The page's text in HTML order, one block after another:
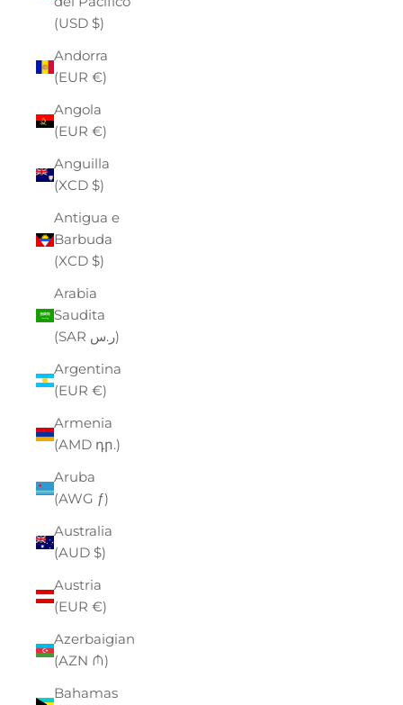
(USD $)
Andorra
(EUR €)
Angola
(EUR €)
Anguilla
(XCD $)
Antigua e
Barbuda
(XCD $)
Arabia
Saudita
(SAR ر.س)
Argentina
(EUR €)
Armenia
(AMD դր.)
Aruba
(AWG ƒ)
Australia
(AUD $)
Austria
(EUR €)
Azerbaigian
(AZN ₼)
Bahamas